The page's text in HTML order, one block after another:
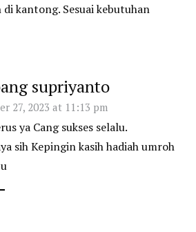
di kantong. Sesuai kebutuhan
supriyanto
27, 2023 at 11:13 pm
ya Cang sukses selalu.
sih Kepingin kasih hadiah umroh